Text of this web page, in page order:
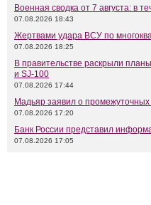
Военная сводка от 7 августа: в
07.08.2026 18:43
Жертвами удара ВСУ по
07.08.2026 18:25
В правительстве раскрыли
и SJ-100
07.08.2026 17:44
Мадьяр заявил о
07.08.2026 17:20
Банк России представил
07.08.2026 17:05